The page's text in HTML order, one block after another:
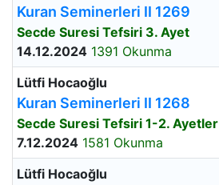
Kuran Seminerleri II 1269
Secde Suresi Tefsiri 3. Ayet
14.12.2024 1391 Okunma
Lütfi Hocaoğlu
Kuran Seminerleri II 1268
Secde Suresi Tefsiri 1-2. Ayetler
7.12.2024 1581 Okunma
Lütfi Hocaoğlu